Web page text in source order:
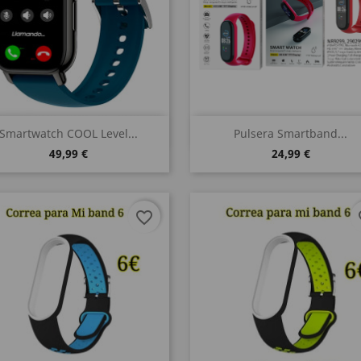
COOL Level...
49,99 €
Vista rápida
Pulsera Smartband...
24,99 €
Vista rápida
favorite_border